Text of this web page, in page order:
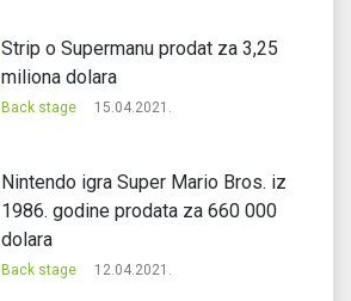
Strip o Supermanu prodat za 3,25
miliona dolara
Back stage 15.04.2021.
Nintendo igra Super Mario Bros. iz
1986. godine prodata za 660 000
dolara
Back stage 12.04.2021.